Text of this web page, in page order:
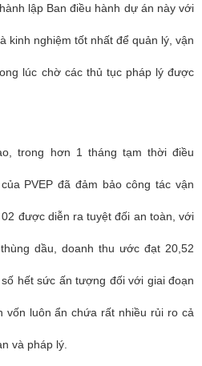
lập Ban điều hành dự án này với
kinh nghiệm tốt nhất để quản lý, vận
lúc chờ các thủ tục pháp lý được
trong hơn 1 tháng tạm thời điều
PVEP đã đảm bảo công tác vận
được diễn ra tuyệt đối an toàn, với
dầu, doanh thu ước đạt 20,52
hết sức ấn tượng đối với giai đoạn
vốn luôn ẩn chứa rất nhiều rủi ro cả
và pháp lý.